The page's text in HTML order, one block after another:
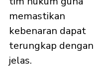
memastikan
kebenaran dapat
terungkap dengan
jelas.